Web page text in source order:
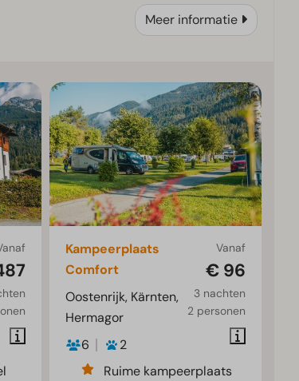
Meer informatie
Vanaf
€ 96
3 nachten
2 personen
Kampeerplaats
Comfort
Oostenrijk, Kärnten,
Hermagor
6
2
Ruime kampeerplaats